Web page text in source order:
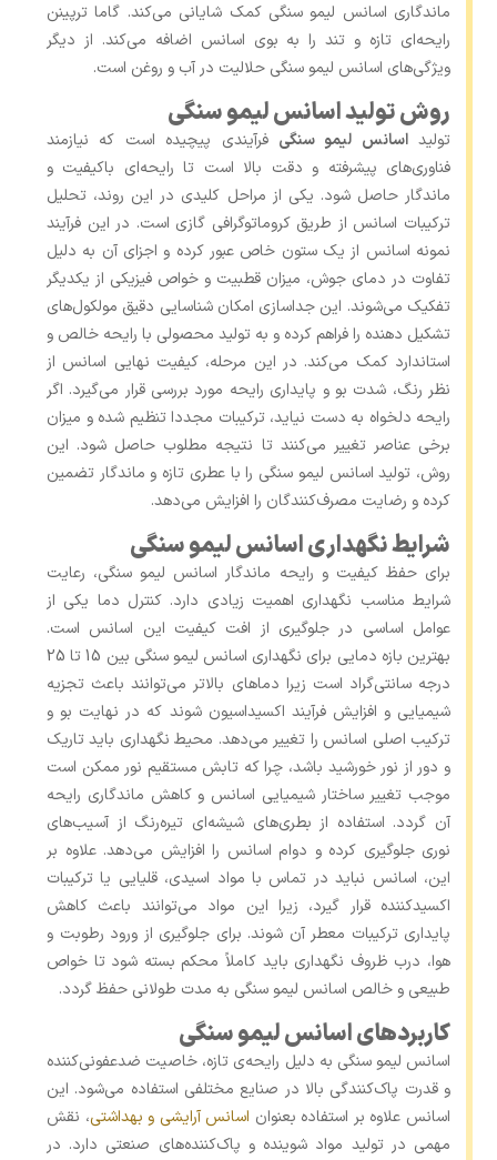
ماندگاری اسانس لیمو سنگی کمک شایانی می‌کند. گاما ترپینن
رایحه‌ای تازه و تند را به بوی اسانس اضافه می‌کند. از دیگر
ویژگی‌های اسانس لیمو سنگی حلالیت در آب و روغن است.
روش تولید اسانس لیمو سنگی
تولیداسانس لیمو سنگی فرآیندی پیچیده است که نیازمند
فناوری‌های پیشرفته و دقت بالا است تا رایحه‌ای باکیفیت و
ماندگار حاصل شود. یکی از مراحل کلیدی در این روند، تحلیل
ترکیبات اسانس از طریق کروماتوگرافی گازی است. در این فرآیند
نمونه اسانس از یک ستون خاص عبور کرده و اجزای آن به دلیل
تفاوت در دمای جوش، میزان قطبیت و خواص فیزیکی از یکدیگر
تفکیک می‌شوند. این جداسازی امکان شناسایی دقیق مولکول‌های
تشکیل ‌دهنده را فراهم کرده و به تولید محصولی با رایحه خالص و
استاندارد کمک می‌کند. در این مرحله، کیفیت نهایی اسانس از
نظر رنگ، شدت بو و پایداری رایحه مورد بررسی قرار می‌گیرد. اگر
رایحه دلخواه به‌ دست نیاید، ترکیبات مجددا تنظیم شده و میزان
برخی عناصر تغییر می‌کنند تا نتیجه مطلوب حاصل شود. این
روش، تولید اسانس لیمو سنگی را با عطری تازه و ماندگار تضمین
کرده و رضایت مصرف‌کنندگان را افزایش می‌دهد.
شرایط نگهداری اسانس لیمو سنگی
برای حفظ کیفیت و رایحه ماندگار اسانس لیمو سنگی، رعایت
شرایط مناسب نگهداری اهمیت زیادی دارد. کنترل دما یکی از
عوامل اساسی در جلوگیری از افت کیفیت این اسانس است.
بهترین بازه دمایی برای نگهداری اسانس لیمو سنگی بین 15 تا 25
درجه سانتی‌گراد است زیرا دماهای بالاتر می‌توانند باعث تجزیه
شیمیایی و افزایش فرآیند اکسیداسیون شوند که در نهایت بو و
ترکیب اصلی اسانس را تغییر می‌دهد. محیط نگهداری باید تاریک
و دور از نور خورشید باشد، چرا که تابش مستقیم نور ممکن است
موجب تغییر ساختار شیمیایی اسانس و کاهش ماندگاری رایحه
آن گردد. استفاده از بطری‌های شیشه‌ای تیره‌رنگ از آسیب‌های
نوری جلوگیری کرده و دوام اسانس را افزایش می‌دهد. علاوه بر
این، اسانس نباید در تماس با مواد اسیدی، قلیایی یا ترکیبات
اکسیدکننده قرار گیرد، زیرا این مواد می‌توانند باعث کاهش
پایداری ترکیبات معطر آن شوند. برای جلوگیری از ورود رطوبت و
هوا، درب ظروف نگهداری باید کاملاً محکم بسته شود تا خواص
طبیعی و خالص اسانس لیمو سنگی به ‌مدت طولانی حفظ گردد.
کاربردهای اسانس لیمو سنگی
اسانس لیمو سنگی به دلیل رایحه‌ی تازه، خاصیت ضدعفونی‌کننده
و قدرت پاک‌کنندگی بالا در صنایع مختلفی استفاده می‌شود. این
اسانس علاوه بر استفاده بعنوان اسانس آرایشی و بهداشتی، نقش
مهمی در تولید مواد شوینده و پاک‌کننده‌های صنعتی دارد. در